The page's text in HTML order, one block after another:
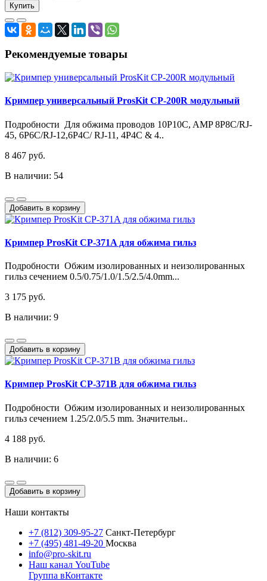
Купить
Рекомендуемые товары
Кримпер универсальный ProsKit CP-200R модульный
Подробности Для обжима проводов 10P10C, AMP 8P8C/RJ-
45, 6P6C/RJ-12,6P4C/ RJ-11, 4P4C & 4..
8 467 руб.
В наличии: 54
Добавить в корзину
Кримпер ProsKit CP-371A для обжима гильз
Подробности Обжим изолированных и неизолированных
гильз сечением 0.5/0.75/1.0/1.5/2.5/4.0mm...
3 175 руб.
В наличии: 9
Добавить в корзину
Кримпер ProsKit CP-371B для обжима гильз
Подробности Обжим изолированных и неизолированных
гильз сечением 1.25/2.0/5.5 mm. Значительн..
4 188 руб.
В наличии: 6
Добавить в корзину
Наши контакты
+7 (812) 309-95-27 Санкт-Петербург
+7 (495) 481-49-20 Москва
info@pro-skit.ru
Наш канал YouTube
Группа вКонтакте